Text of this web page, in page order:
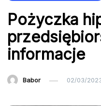
Pożyczka
informacje
Babor 02/03/